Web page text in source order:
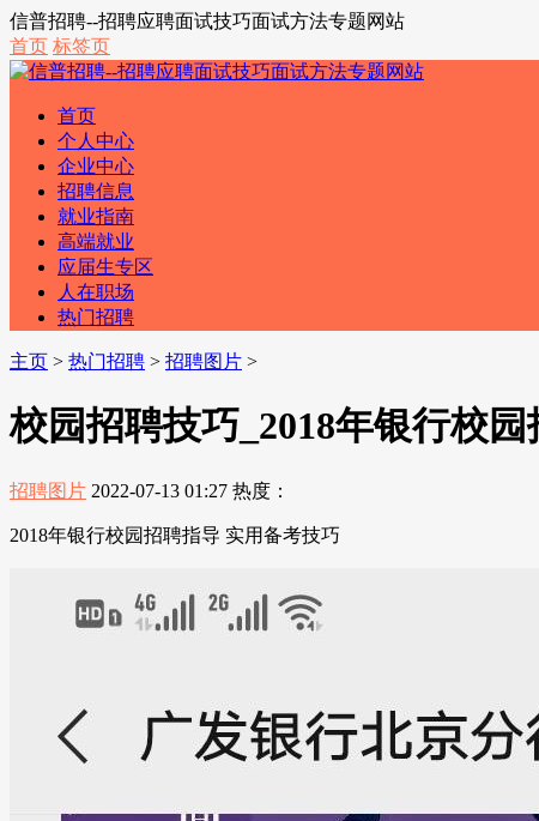
信普招聘--招聘应聘面试技巧面试方法专题网站
首页 标签页
首页
个人中心
企业中心
招聘信息
就业指南
高端就业
应届生专区
人在职场
热门招聘
主页 > 热门招聘 > 招聘图片 >
校园招聘技巧_2018年银行校
招聘图片 2022-07-13 01:27 热度：
2018年银行校园招聘指导 实用备考技巧